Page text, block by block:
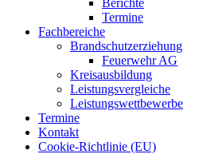
Termine
Fachbereiche
Brandschutzerziehung
Feuerwehr AG
Kreisausbildung
Leistungsvergleiche
Leistungswettbewerbe
Termine
Kontakt
Cookie-Richtlinie (EU)